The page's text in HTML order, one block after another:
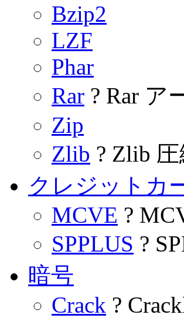
Bzip2
LZF
Phar
Rar ? Rar ア
Zip
Zlib ? Zlib
クレジットカ
MCVE ?
SPPLUS ?
暗号
Crack ?